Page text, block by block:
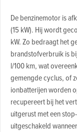
De benzinemotor is
(15 kW). Hij wordt
kW. Zo bedraagt het
brandstofverbruik is
l/100 km, wat
gemengde cyclus, of
ionbatterijen worden
recupereert bij het
uitgerust met een
uitgeschakeld